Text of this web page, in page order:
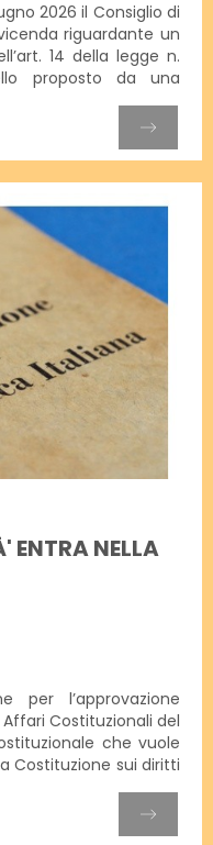
2026 il Consiglio di
riguardante un
14 della legge n.
proposto da una
ENTRA NELLA
per l’approvazione
Costituzionali del
che vuole
Costituzione sui diritti